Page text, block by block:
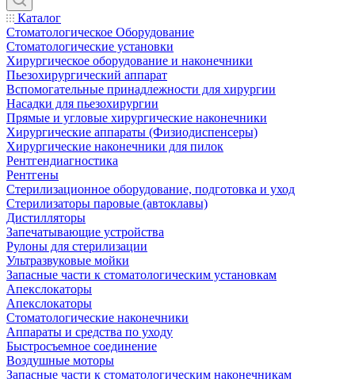
Каталог
Стоматологическое Оборудование
Стоматологические установки
Хирургическое оборудование и наконечники
Пьезохирургический аппарат
Вспомогательные принадлежности для хирургии
Насадки для пьезохирургии
Прямые и угловые хирургические наконечники
Хирургические аппараты (Физиодиспенсеры)
Хирургические наконечники для пилок
Рентгендиагностика
Рентгены
Стерилизационное оборудование, подготовка и уход
Стерилизаторы паровые (автоклавы)
Дистилляторы
Запечатывающие устройства
Рулоны для стерилизации
Ультразвуковые мойки
Запасные части к стоматологическим установкам
Апекслокаторы
Апекслокаторы
Стоматологические наконечники
Аппараты и средства по уходу
Быстросъемное соединение
Воздушные моторы
Запасные части к стоматологическим наконечникам